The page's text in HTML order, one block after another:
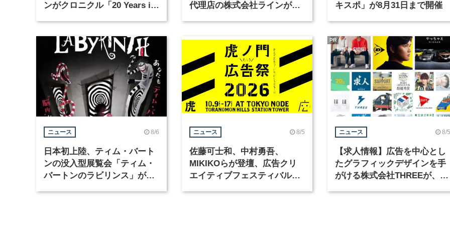
ンがクロニクル「20 Years in
代理店の株式会社ラインが、
キスポ」が8月31日まで開催
ニュース 8/6
日本初上陸、ティム・バート
ンの没入型展覧会「ティム・
バートンのラビリンス」が東
ニュース 8/5
佐藤可士和、中村勇吾、
MIKIKOらが登壇、広告クリ
エイティブフェスティバル
ニュース 8/5
【求人情報】広告を中心とし
たグラフィックデザインを手
がける株式会社THREEが、グ
PR